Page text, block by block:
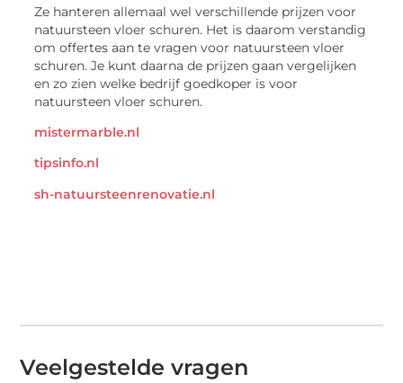
Ze hanteren allemaal wel verschillende prijzen voor
natuursteen vloer schuren. Het is daarom verstandig
om offertes aan te vragen voor natuursteen vloer
schuren. Je kunt daarna de prijzen gaan vergelijken
en zo zien welke bedrijf goedkoper is voor
natuursteen vloer schuren.
mistermarble.nl
tipsinfo.nl
sh-natuursteenrenovatie.nl
Veelgestelde vragen